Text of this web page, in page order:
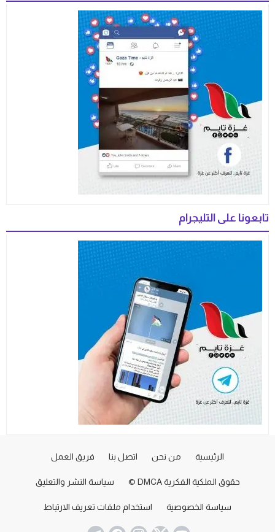
تابعونا على التليجرام
الرئيسية من نحن اتصل بنا فريق العمل
حقوق الملكية الفكرية DMCA © سياسة النشر والتعليق
سياسة الخصوصية استخدام ملفات تعريف الارتباط